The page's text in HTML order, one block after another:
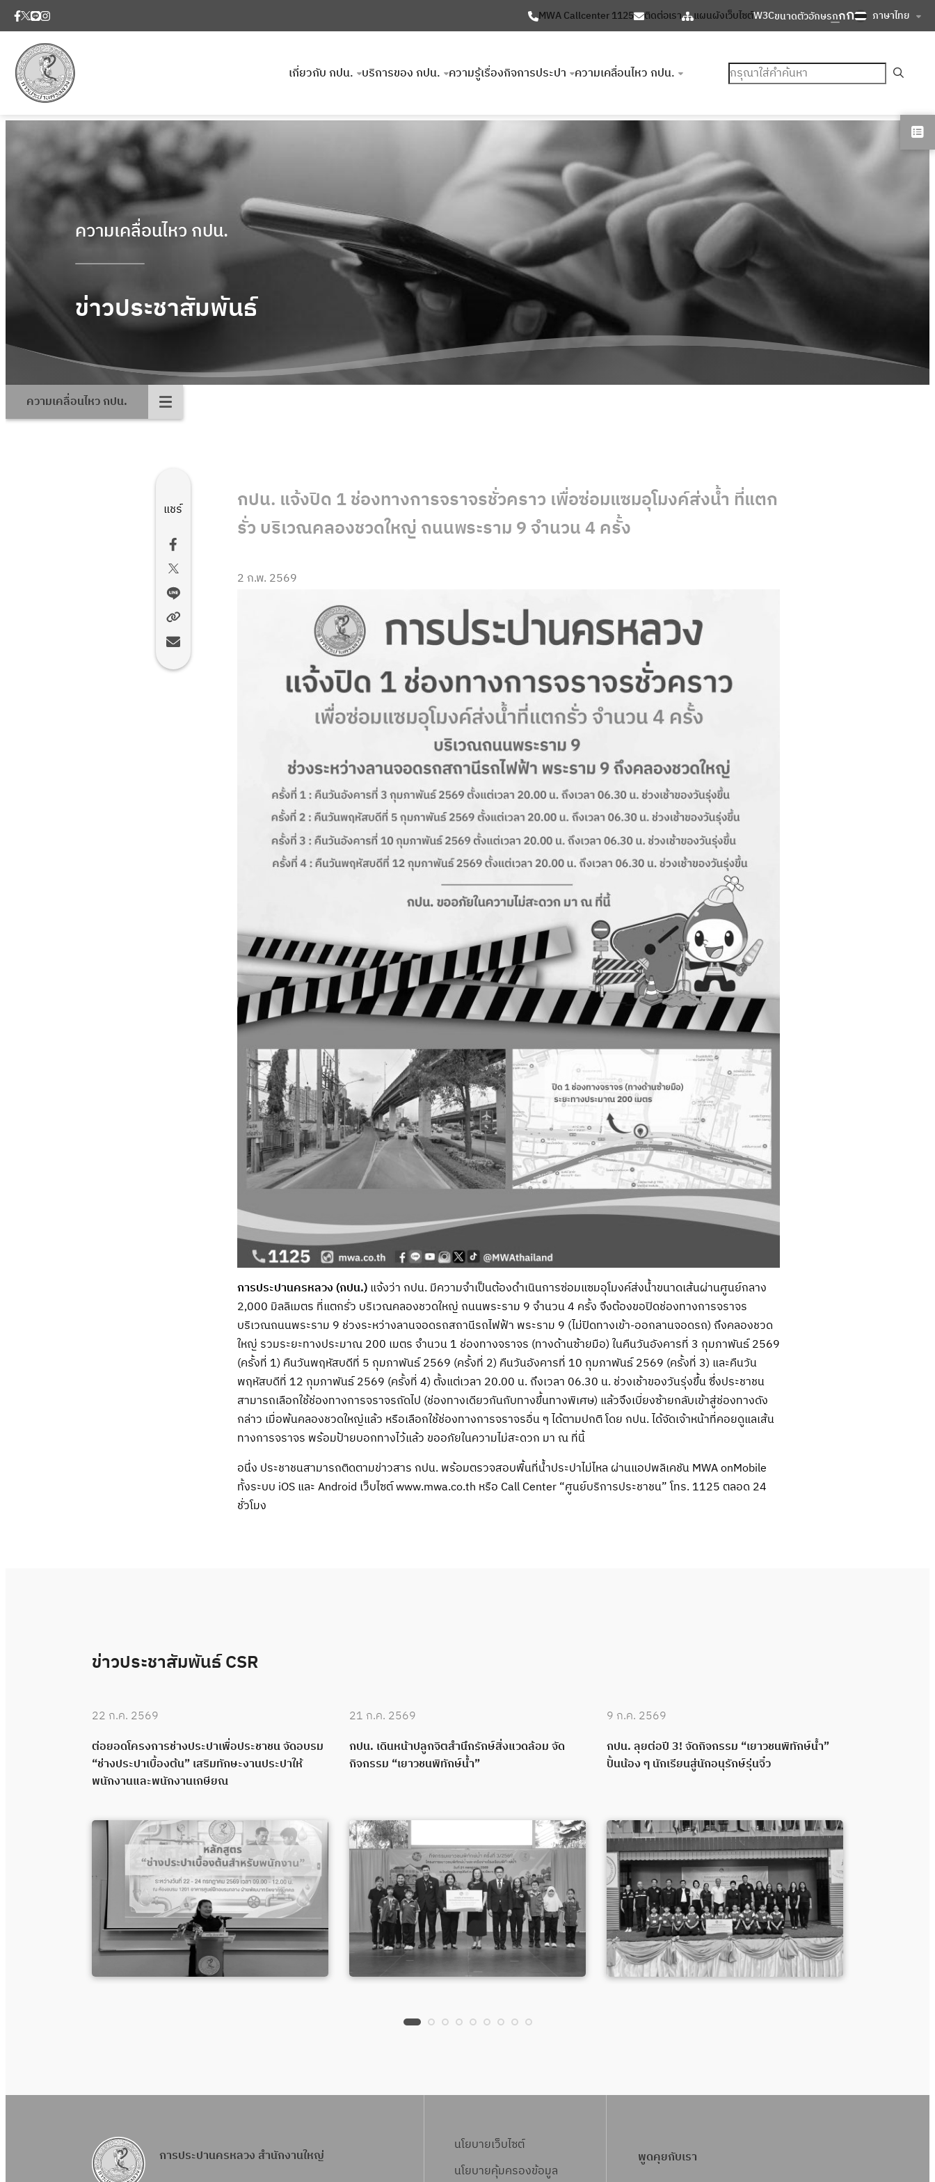
MWA Callcenter 1125 ติดต่อเรา แผนผังเว็บไซต์W3Cขนาดตัวอักษรกกก ภาษาไทย
เกี่ยวกับ กปน. บริการของ กปน. ความรู้เรื่องกิจการประปา ความเคลื่อนไหว กปน. ค้นหา
ความเคลื่อนไหว กปน.
ข่าวประชาสัมพันธ์
ความเคลื่อนไหว กปน.
แชร์
กปน. แจ้งปิด 1 ช่องทางการจราจรชั่วคราว เพื่อซ่อมแซมอุโมงค์ส่งน้ำ ที่แตก
รั่ว บริเวณคลองชวดใหญ่ ถนนพระราม 9 จำนวน 4 ครั้ง
2 ก.พ. 2569
การประปานครหลวง (กปน.)แจ้งว่า กปน. มีความจำเป็นต้องดำเนินการซ่อมแซมอุโมงค์ส่งน้ำขนาดเส้นผ่านศูนย์กลาง
2,000 มิลลิเมตร ที่แตกรั่ว บริเวณคลองชวดใหญ่ ถนนพระราม 9 จำนวน 4 ครั้ง จึงต้องขอปิดช่องทางการจราจร
บริเวณถนนพระราม 9 ช่วงระหว่างลานจอดรถสถานีรถไฟฟ้า พระราม 9 (ไม่ปิดทางเข้า-ออกลานจอดรถ) ถึงคลองชวด
ใหญ่ รวมระยะทางประมาณ 200 เมตร จำนวน 1 ช่องทางจราจร (ทางด้านซ้ายมือ) ในคืนวันอังคารที่ 3 กุมภาพันธ์ 2569
(ครั้งที่ 1) คืนวันพฤหัสบดีที่ 5 กุมภาพันธ์ 2569 (ครั้งที่ 2) คืนวันอังคารที่ 10 กุมภาพันธ์ 2569 (ครั้งที่ 3) และคืนวัน
พฤหัสบดีที่ 12 กุมภาพันธ์ 2569 (ครั้งที่ 4) ตั้งแต่เวลา 20.00 น. ถึงเวลา 06.30 น. ช่วงเช้าของวันรุ่งขึ้น ซึ่งประชาชน
สามารถเลือกใช้ช่องทางการจราจรถัดไป (ช่องทางเดียวกันกับทางขึ้นทางพิเศษ) แล้วจึงเบี่ยงซ้ายกลับเข้าสู่ช่องทางดัง
กล่าว เมื่อพ้นคลองชวดใหญ่แล้ว หรือเลือกใช้ช่องทางการจราจรอื่น ๆ ได้ตามปกติ โดย กปน. ได้จัดเจ้าหน้าที่คอยดูแลเส้น
ทางการจราจร พร้อมป้ายบอกทางไว้แล้ว ขออภัยในความไม่สะดวก มา ณ ที่นี้
อนึ่ง ประชาชนสามารถติดตามข่าวสาร กปน. พร้อมตรวจสอบพื้นที่น้ำประปาไม่ไหล ผ่านแอปพลิเคชัน MWA onMobile
ทั้งระบบ iOS และ Android เว็บไซต์ www.mwa.co.th หรือ Call Center “ศูนย์บริการประชาชน” โทร. 1125 ตลอด 24
ชั่วโมง
ข่าวประชาสัมพันธ์ CSR
22 ก.ค. 2569
ต่อยอดโครงการช่างประปาเพื่อประชาชน จัดอบรม
“ช่างประปาเบื้องต้น” เสริมทักษะงานประปาให้
พนักงานและพนักงานเกษียณ
21 ก.ค. 2569
กปน. เดินหน้าปลูกจิตสำนึกรักษ์สิ่งแวดล้อม จัด
กิจกรรม “เยาวชนพิทักษ์น้ำ”
9 ก.ค. 2569
กปน. ลุยต่อปี 3! จัดกิจกรรม “เยาวชนพิทักษ์น้ำ”
ปั้นน้อง ๆ นักเรียนสู่นักอนุรักษ์รุ่นจิ๋ว
การประปานครหลวง สำนักงานใหญ่
นโยบายเว็บไซต์
นโยบายคุ้มครองข้อมูล
พูดคุยกับเรา